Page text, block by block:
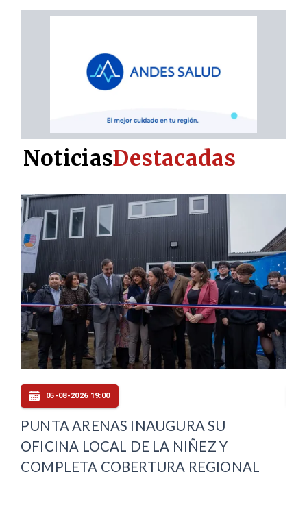
05-08-2026 19:00
PUNTA ARENAS INAUGURA SU
OFICINA LOCAL DE LA NIÑEZ Y
COMPLETA COBERTURA REGIONAL
NoticiasDestacadas